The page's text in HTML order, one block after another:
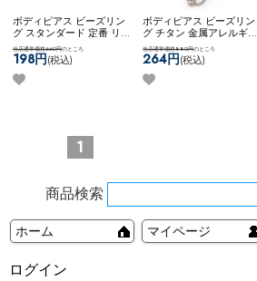
ボディピアス ビーズリン
グ スタンダード 定番 リ
ングピアス シンプル ネコ
ポスOKキャプティブビー
ズリング
当店通常価格660円のところ
198円(税込)
ボディピアス ビーズリン
グ チタン 金属アレルギー
対応 14G 16G 18G シンプ
ル ネコポスOK[ チタン ]
キャプティブビーズリン
グ
当店通常価格880円のところ
264円(税込)
1
商品検索
ホーム マイページ
ログイン